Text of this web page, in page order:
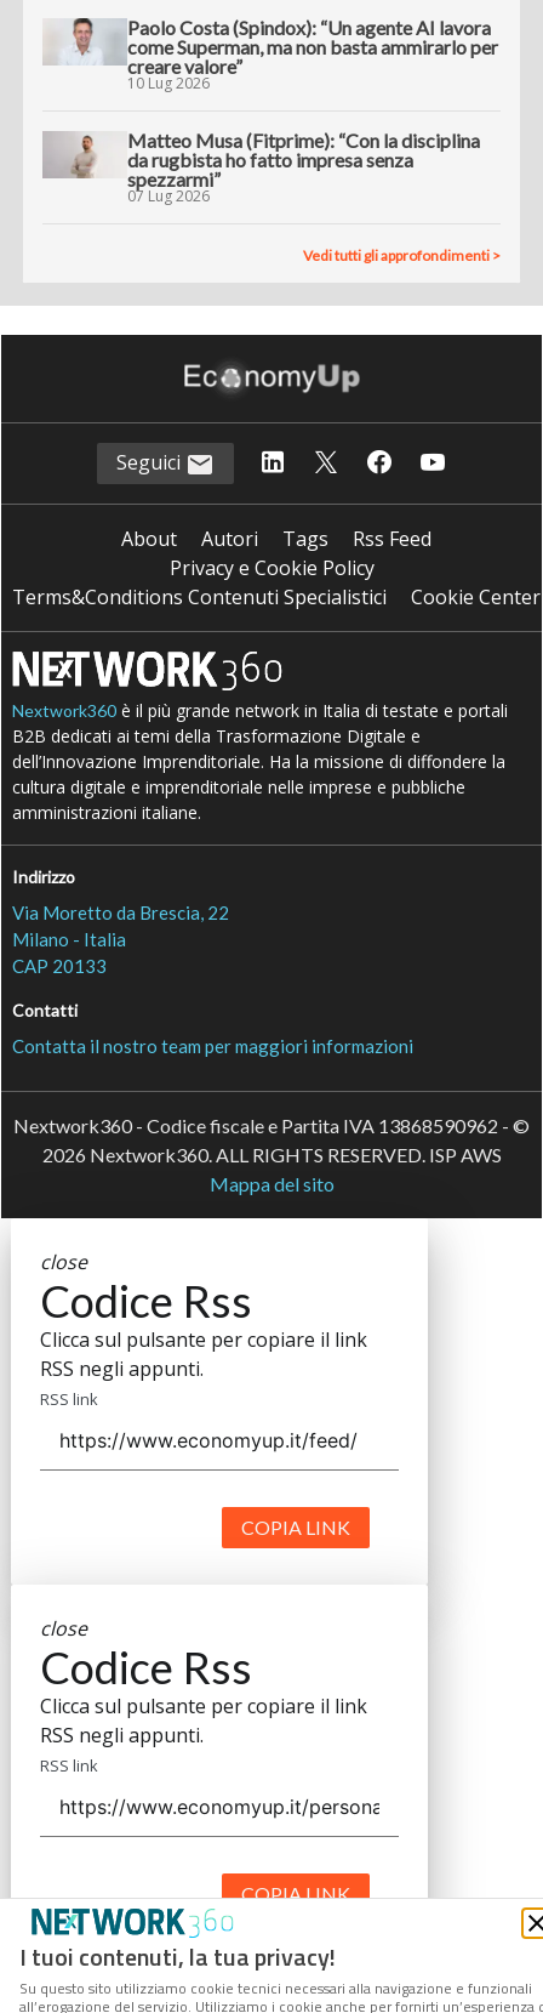
Paolo Costa (Spindox): “Un agente AI lavora
come Superman, ma non basta ammirarlo per
creare valore”
10 Lug 2026
Matteo Musa (Fitprime): “Con la disciplina
da rugbista ho fatto impresa senza
spezzarmi”
07 Lug 2026
Vedi tutti gli approfondimenti >
I tuoi contenuti, la tua privacy!
Su questo sito utilizziamo cookie tecnici necessari alla navigazione e funzionali
all’erogazione del servizio. Utilizziamo i cookie anche per fornirti un’esperienza
Seguici
About Autori Tags
Rss Feed
Privacy e Cookie Policy
Terms&Conditions Contenuti Specialistici
Cookie Center
Nextwork360 è il più grande network in Italia di testate e portali
B2B dedicati ai temi della Trasformazione Digitale e
dell’Innovazione Imprenditoriale. Ha la missione di diffondere la
cultura digitale e imprenditoriale nelle imprese e pubbliche
amministrazioni italiane.
Indirizzo
Via Moretto da Brescia, 22
Milano - Italia
CAP 20133
Contatti
Contatta il nostro team per maggiori informazioni
Nextwork360 - Codice fiscale e Partita IVA 13868590962 - ©
2026 Nextwork360. ALL RIGHTS RESERVED. ISP AWS
Mappa del sito
close
Codice Rss
Clicca sul pulsante per copiare il link
RSS negli appunti.
RSS link
COPIA LINK
close
Codice Rss
Clicca sul pulsante per copiare il link
RSS negli appunti.
RSS link
COPIA LINK